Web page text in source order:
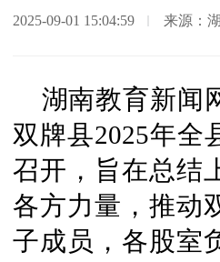
2025-09-01 15:04:59 来源：
湖南教育新闻
双牌县2025年全
召开，旨在总结
各方力量，推动
子成员，各股室